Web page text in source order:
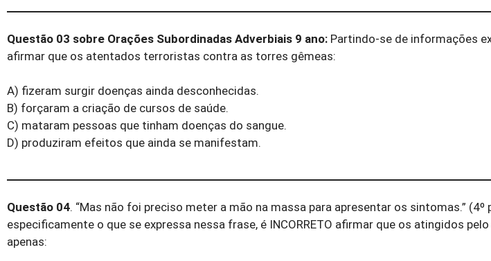
Questão 03 sobre Orações Subordinadas Adverbiais 9 ano: Partindo-se de informações
afirmar que os atentados terroristas contra as torres gêmeas:
A) fizeram surgir doenças ainda desconhecidas.
B) forçaram a criação de cursos de saúde.
C) mataram pessoas que tinham doenças do sangue.
D) produziram efeitos que ainda se manifestam.
Questão 04. “Mas não foi preciso meter a mão na massa para apresentar os sintomas.”
especificamente o que se expressa nessa frase, é INCORRETO afirmar que os atingidos
apenas: